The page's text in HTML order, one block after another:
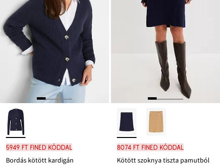
5949 Ft FINED kóddal
Bordás kötött kardigán
8074 Ft FINED kóddal
Kötött szoknya tiszta pamutból